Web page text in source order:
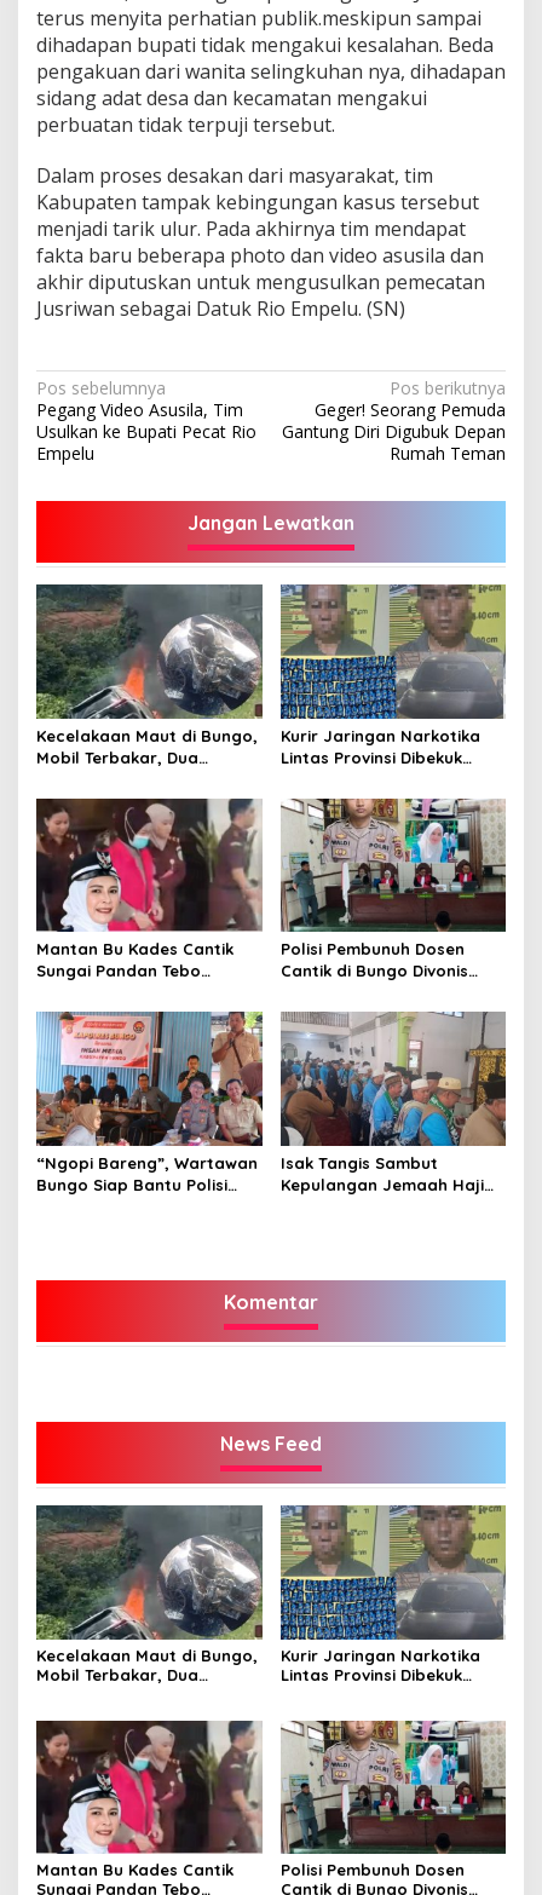
terus menyita perhatian publik.meskipun sampai
dihadapan bupati tidak mengakui kesalahan. Beda
pengakuan dari wanita selingkuhan nya, dihadapan
sidang adat desa dan kecamatan mengakui
perbuatan tidak terpuji tersebut.
Dalam proses desakan dari masyarakat, tim
Kabupaten tampak kebingungan kasus tersebut
menjadi tarik ulur. Pada akhirnya tim mendapat
fakta baru beberapa photo dan video asusila dan
akhir diputuskan untuk mengusulkan pemecatan
Jusriwan sebagai Datuk Rio Empelu. (SN)
Navigasi
pos
Pos sebelumnya
Pegang Video Asusila, Tim
Usulkan ke Bupati Pecat Rio
Empelu
Pos berikutnya
Geger! Seorang Pemuda
Gantung Diri Digubuk Depan
Rumah Teman
Jangan Lewatkan
Kecelakaan Maut di Bungo,
Mobil Terbakar, Dua
Tempat
Kurir Jaringan Narkotika
Lintas Provinsi Dibekuk
Mantan Bu Kades Cantik
Sungai Pandan Tebo
Milyar
Polisi Pembunuh Dosen
Cantik di Bungo Divonis
“Ngopi Bareng”, Wartawan
Bungo Siap Bantu Polisi
Isak Tangis Sambut
Kepulangan Jemaah Haji
Komentar
News Feed
Kecelakaan Maut di Bungo,
Mobil Terbakar, Dua
Kurir Jaringan Narkotika
Lintas Provinsi Dibekuk
Mantan Bu Kades Cantik
Sungai Pandan Tebo
Polisi Pembunuh Dosen
Cantik di Bungo Divonis